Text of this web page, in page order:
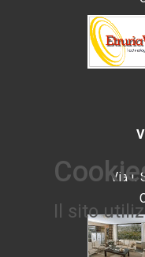
Via I.
​Il sito